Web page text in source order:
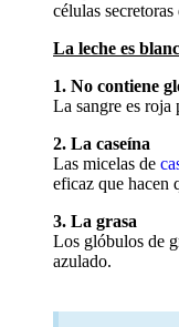
células
La leche es
1. No contiene
La sangre es
2. La caseína
Las micelas de
eficaz que hacen
3. La grasa
Los glóbulos de
azulado.